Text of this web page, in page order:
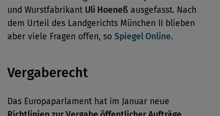
und Wurstfabrikant Uli Hoeneß ausgefasst. Nach
dem Urteil des Landgerichts München II blieben
aber viele Fragen offen, so Spiegel Online.
Vergaberecht
Das Europaparlament hat im Januar neue